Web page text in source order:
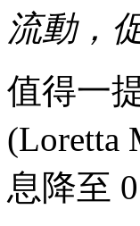
流動，
值得一
(Loretta
息降至